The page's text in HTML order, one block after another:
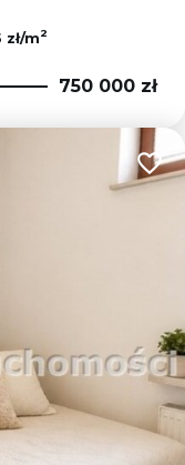
zł/m2
750 000 zł